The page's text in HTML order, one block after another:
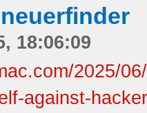
18:06:09
2025/
against-